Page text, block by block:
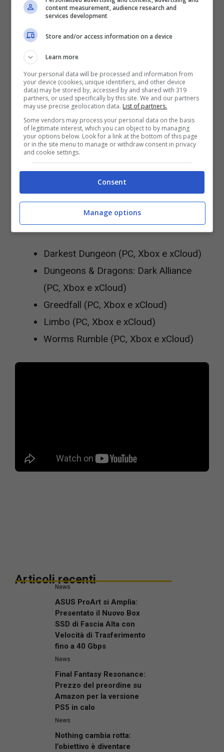
Xbox Game Pass
I 5 videogiochi che lasceranno ufficialmente il
Game Pass durante il mese di giugno 2022
saranno ancora disponibili
mese. Da quel giorno, nel caso voleste
continuare a videogiocarci, allora sarà
necessario per voi acquistare una copia del
gioco in questione dallo store ufficiale di Xbox.
Darkest Dungeon (PC, Xbox e xCloud)
Dungeons & Dragons: Dark Alliance
(PC, Xbox e xCloud)
Greedfall (PC, Xbox e xCloud)
Limbo (PC, Xbox e xCloud)
Worms Rumble (PC, Xbox e xCloud)
Articoli recenti
News
ASUS ProArt si Amplia:
Presentato il Nuovo Box
SSD di Fascia Alta con
Velocità di Trasferimento
fino a 40 Gbps
News
Final Fantasy Resonance:
Prezzo del preordine su
Amazon per la versione
PS5 in calo
News
Nothing cambia rotta:
l’obiettivo è diventare
content measurement, audience research and
services development
Store and/or access information on a device
Learn more
Your personal data will be processed and information from
your device (cookies, unique identifiers, and other device
data) may be stored by, accessed by and shared with 319
partners, or used specifically by this site. We and our partners
may use precise geolocation data. List of partners.
Some vendors may process your personal data on the basis
of legitimate interest, which you can object to by managing
your options below. Look for a link at the bottom of this page
or in the site menu to manage or withdraw consent in privacy
and cookie settings.
Consent
Manage options